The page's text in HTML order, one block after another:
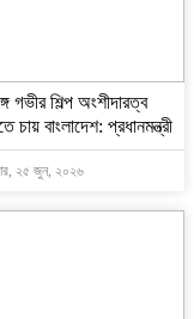
গভীর শিল্প অংশীদারত্ব
চায় বাংলাদেশ: প্রধানমন্ত্রী
২৫ জুন, ২০২৬